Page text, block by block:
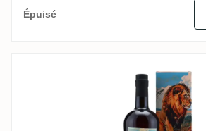
Épuisé
Romdeluxe Ten Cane